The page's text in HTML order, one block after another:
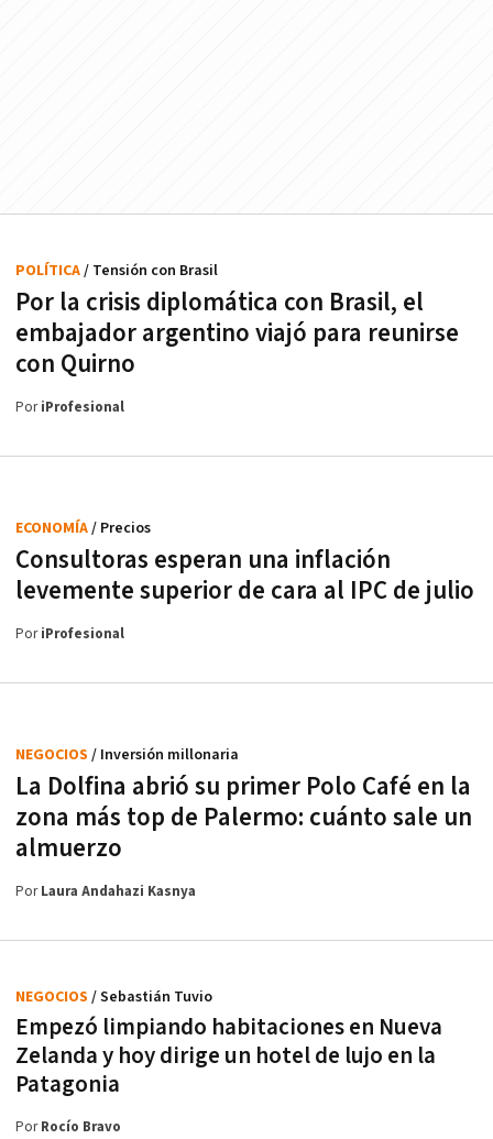
Por la crisis diplomática con Brasil, el
embajador argentino viajó para reunirse
con Quirno
POLÍTICA/ Tensión con Brasil
PoriProfesional
Consultoras esperan una inflación
levemente superior de cara al IPC de julio
ECONOMÍA/ Precios
PoriProfesional
La Dolfina abrió su primer Polo Café en la
zona más top de Palermo: cuánto sale un
almuerzo
NEGOCIOS / Inversión millonaria
PorLaura Andahazi Kasnya
Empezó limpiando habitaciones en Nueva
Zelanda y hoy dirige un hotel de lujo en la
Patagonia
NEGOCIOS / Sebastián Tuvio
PorRocío Bravo